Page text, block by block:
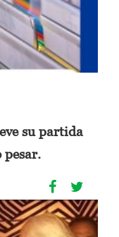
su partida
pesar.